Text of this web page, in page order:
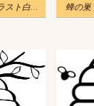
無料の蜂の巣のイラスト白黒画像 蜂の巣